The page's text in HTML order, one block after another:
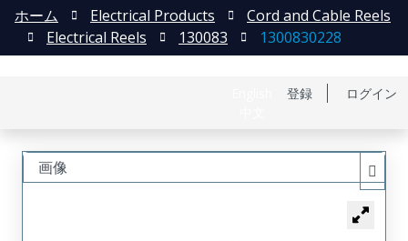
登録 ログイン
ホーム Electrical Products
Cord and Cable Reels
Electrical Reels
130083 1300830228
画像